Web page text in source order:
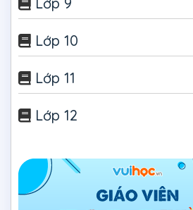
Lớp 10
Lớp 11
Lớp 12